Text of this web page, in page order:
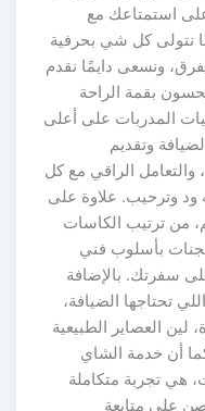
على استمتاعك مع
نتولى كل شي بحرفية
ونسعى دايمًا نقدم
بقمة الراحة
المدربات على أعلى
وتقديم
والتعامل الراقي مع كل
وترحيب. علاوة على
من ترتيب الكاسات
بأسلوب فني
سفرتك. بالإضافة
تحتاجها الضيافة،
لين العصاير الطبيعية
أن خدمة الشاي
هي تجربة متكاملة
على متابعة